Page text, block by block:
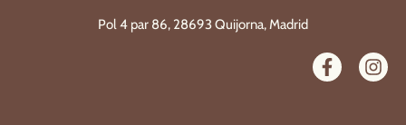
Pol 4 par 86, 28693 Quijorna, Madrid